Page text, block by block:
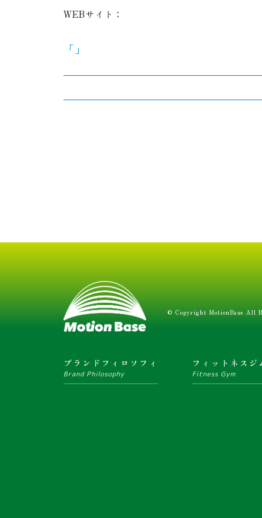
WEBサイト：
「」
© Copyright MotionBase All
ブランドフィロソフィ
Brand Philosophy
フィットネスジ
Fitness Gym